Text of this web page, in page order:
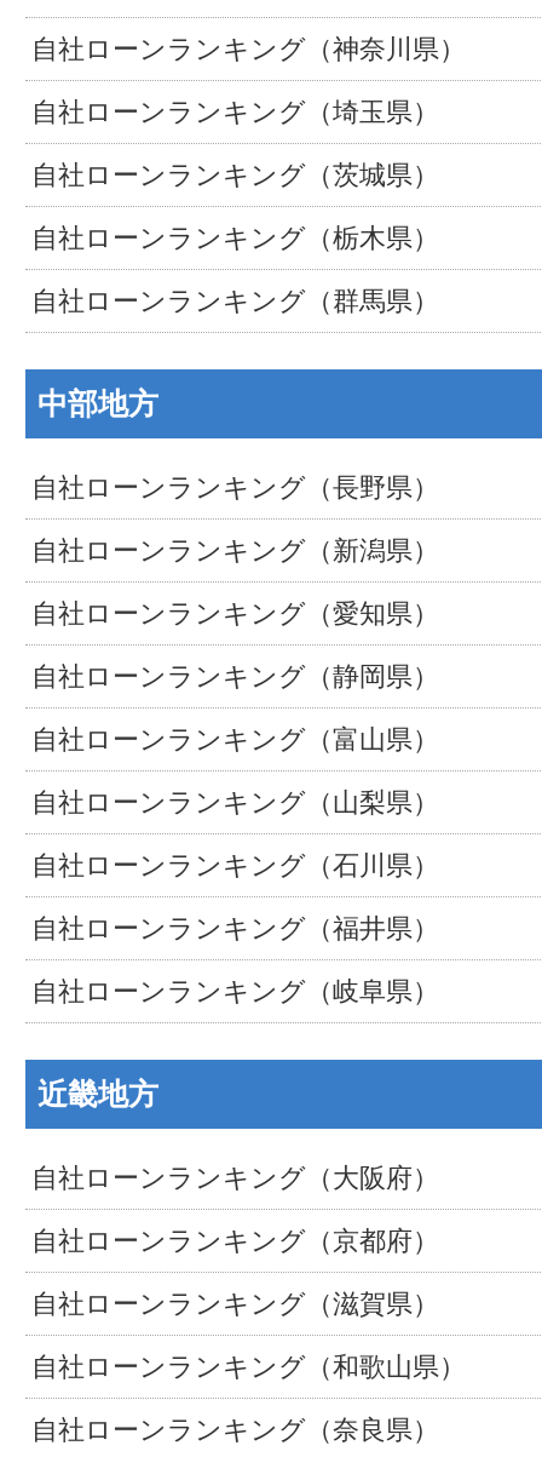
自社ローンランキング（神奈川県）
自社ローンランキング（埼玉県）
自社ローンランキング（茨城県）
自社ローンランキング（栃木県）
自社ローンランキング（群馬県）
中部地方
自社ローンランキング（長野県）
自社ローンランキング（新潟県）
自社ローンランキング（愛知県）
自社ローンランキング（静岡県）
自社ローンランキング（富山県）
自社ローンランキング（山梨県）
自社ローンランキング（石川県）
自社ローンランキング（福井県）
自社ローンランキング（岐阜県）
近畿地方
自社ローンランキング（大阪府）
自社ローンランキング（京都府）
自社ローンランキング（滋賀県）
自社ローンランキング（和歌山県）
自社ローンランキング（奈良県）